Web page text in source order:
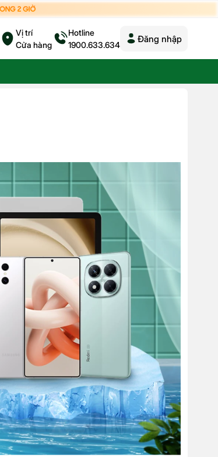
Vị trí
Cửa hàng
Hotline
1900.633.634
Đăng nhập